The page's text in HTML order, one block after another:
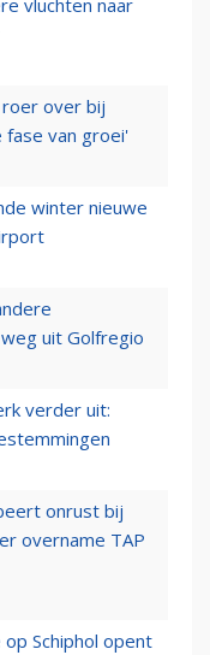
vluchten naar
over bij
fase van groei'
winter nieuwe
uit Golfregio
verder uit:
onrust bij
overname TAP
Schiphol opent